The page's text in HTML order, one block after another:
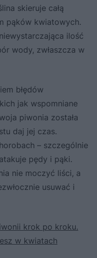
skieruje całą
pąków kwiatowych.
ilość
wody, zwłaszcza w
błędów
jak wspomniane
piwonia została
daj jej czas.
– szczególnie
pędy i pąki.
nie moczyć liści, a
usuwać i
krok po kroku.
w kwiatach